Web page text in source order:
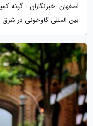
اصفهان -خبرنگاران - گونه
بین المللی گاوخونی در